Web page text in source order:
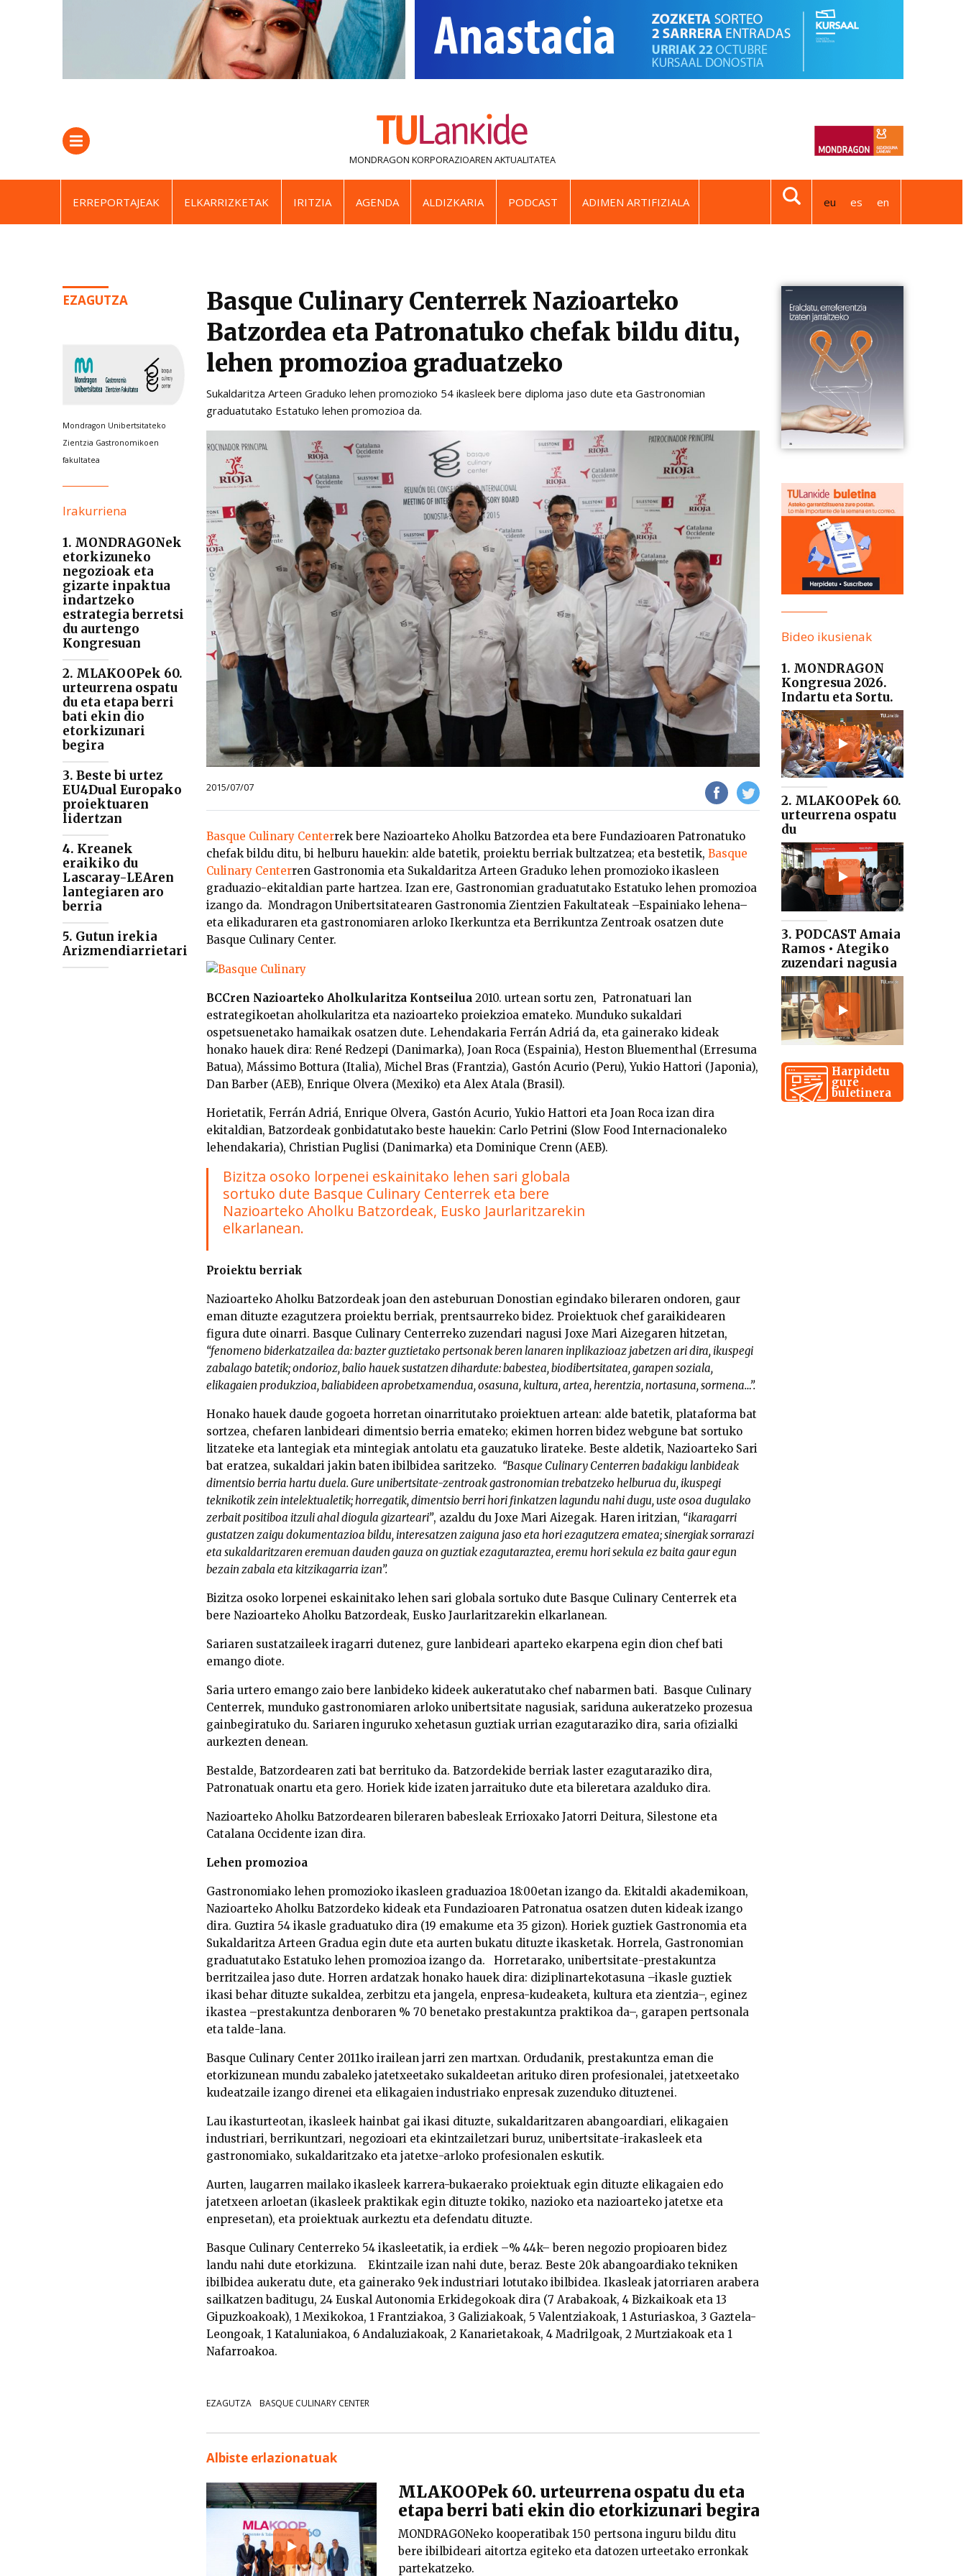
MONDRAGON KORPORAZIOAREN AKTUALITATEA
ERREPORTAJEAK ELKARRIZKETAK IRITZIA AGENDA ALDIZKARIA PODCAST ADIMEN ARTIFIZIALA eu es en
EZAGUTZA
Mondragon Unibertsitateko
Zientzia Gastronomikoen
fakultatea
Irakurriena
1. MONDRAGONek
etorkizuneko
negozioak eta
gizarte inpaktua
indartzeko
estrategia berretsi
du aurtengo
Kongresuan
2. MLAKOOPek 60.
urteurrena ospatu
du eta etapa berri
bati ekin dio
etorkizunari
begira
3. Beste bi urtez
EU4Dual Europako
proiektuaren
lidertzan
4. Kreanek
eraikiko du
Lascaray-LEAren
lantegiaren aro
berria
5. Gutun irekia
Arizmendiarrietari
Basque Culinary Centerrek Nazioarteko
Batzordea eta Patronatuko chefak bildu ditu,
lehen promozioa graduatzeko
Sukaldaritza Arteen Graduko lehen promozioko 54 ikasleek bere diploma jaso dute eta Gastronomian
graduatutako Estatuko lehen promozioa da.
2015/07/07
Basque Culinary Centerrek bere Nazioarteko Aholku Batzordea eta bere Fundazioaren Patronatuko
chefak bildu ditu, bi helburu hauekin: alde batetik, proiektu berriak bultzatzea; eta bestetik, Basque
Culinary Centerren Gastronomia eta Sukaldaritza Arteen Graduko lehen promozioko ikasleen
graduazio-ekitaldian parte hartzea. Izan ere, Gastronomian graduatutako Estatuko lehen promozioa
izango da. Mondragon Unibertsitatearen Gastronomia Zientzien Fakultateak –Espainiako lehena–
eta elikaduraren eta gastronomiaren arloko Ikerkuntza eta Berrikuntza Zentroak osatzen dute
Basque Culinary Center.
BCCren Nazioarteko Aholkularitza Kontseilua 2010. urtean sortu zen, Patronatuari lan
estrategikoetan aholkularitza eta nazioarteko proiekzioa emateko. Munduko sukaldari
ospetsuenetako hamaikak osatzen dute. Lehendakaria Ferrán Adriá da, eta gainerako kideak
honako hauek dira: René Redzepi (Danimarka), Joan Roca (Espainia), Heston Bluementhal (Erresuma
Batua), Mássimo Bottura (Italia), Michel Bras (Frantzia), Gastón Acurio (Peru), Yukio Hattori (Japonia),
Dan Barber (AEB), Enrique Olvera (Mexiko) eta Alex Atala (Brasil).
Horietatik, Ferrán Adriá, Enrique Olvera, Gastón Acurio, Yukio Hattori eta Joan Roca izan dira
ekitaldian, Batzordeak gonbidatutako beste hauekin: Carlo Petrini (Slow Food Internacionaleko
lehendakaria), Christian Puglisi (Danimarka) eta Dominique Crenn (AEB).
Bizitza osoko lorpenei eskainitako lehen sari globala
sortuko dute Basque Culinary Centerrek eta bere
Nazioarteko Aholku Batzordeak, Eusko Jaurlaritzarekin
elkarlanean.
Proiektu berriak
Nazioarteko Aholku Batzordeak joan den asteburuan Donostian egindako bileraren ondoren, gaur
eman dituzte ezagutzera proiektu berriak, prentsaurreko bidez. Proiektuok chef garaikidearen
figura dute oinarri. Basque Culinary Centerreko zuzendari nagusi Joxe Mari Aizegaren hitzetan,
“fenomeno biderkatzailea da: bazter guztietako pertsonak beren lanaren inplikazioaz jabetzen ari dira, ikuspegi
zabalago batetik; ondorioz, balio hauek sustatzen dihardute: babestea, biodibertsitatea, garapen soziala,
elikagaien produkzioa, baliabideen aprobetxamendua, osasuna, kultura, artea, herentzia, nortasuna, sormena…”.
Honako hauek daude gogoeta horretan oinarritutako proiektuen artean: alde batetik, plataforma bat
sortzea, chefaren lanbideari dimentsio berria emateko; ekimen horren bidez webgune bat sortuko
litzateke eta lantegiak eta mintegiak antolatu eta gauzatuko lirateke. Beste aldetik, Nazioarteko Sari
bat eratzea, sukaldari jakin baten ibilbidea saritzeko. “Basque Culinary Centerren badakigu lanbideak
dimentsio berria hartu duela. Gure unibertsitate-zentroak gastronomian trebatzeko helburua du, ikuspegi
teknikotik zein intelektualetik; horregatik, dimentsio berri hori finkatzen lagundu nahi dugu, uste osoa dugulako
zerbait positiboa itzuli ahal diogula gizarteari”, azaldu du Joxe Mari Aizegak. Haren iritzian, “ikaragarri
gustatzen zaigu dokumentazioa bildu, interesatzen zaiguna jaso eta hori ezagutzera ematea; sinergiak sorrarazi
eta sukaldaritzaren eremuan dauden gauza on guztiak ezagutaraztea, eremu hori sekula ez baita gaur egun
bezain zabala eta kitzikagarria izan”.
Bizitza osoko lorpenei eskainitako lehen sari globala sortuko dute Basque Culinary Centerrek eta
bere Nazioarteko Aholku Batzordeak, Eusko Jaurlaritzarekin elkarlanean.
Sariaren sustatzaileek iragarri dutenez, gure lanbideari aparteko ekarpena egin dion chef bati
emango diote.
Saria urtero emango zaio bere lanbideko kideek aukeratutako chef nabarmen bati. Basque Culinary
Centerrek, munduko gastronomiaren arloko unibertsitate nagusiak, sariduna aukeratzeko prozesua
gainbegiratuko du. Sariaren inguruko xehetasun guztiak urrian ezagutaraziko dira, saria ofizialki
aurkezten denean.
Bestalde, Batzordearen zati bat berrituko da. Batzordekide berriak laster ezagutaraziko dira,
Patronatuak onartu eta gero. Horiek kide izaten jarraituko dute eta bileretara azalduko dira.
Nazioarteko Aholku Batzordearen bileraren babesleak Errioxako Jatorri Deitura, Silestone eta
Catalana Occidente izan dira.
Lehen promozioa
Gastronomiako lehen promozioko ikasleen graduazioa 18:00etan izango da. Ekitaldi akademikoan,
Nazioarteko Aholku Batzordeko kideak eta Fundazioaren Patronatua osatzen duten kideak izango
dira. Guztira 54 ikasle graduatuko dira (19 emakume eta 35 gizon). Horiek guztiek Gastronomia eta
Sukaldaritza Arteen Gradua egin dute eta aurten bukatu dituzte ikasketak. Horrela, Gastronomian
graduatutako Estatuko lehen promozioa izango da. Horretarako, unibertsitate-prestakuntza
berritzailea jaso dute. Horren ardatzak honako hauek dira: diziplinartekotasuna –ikasle guztiek
ikasi behar dituzte sukaldea, zerbitzu eta jangela, enpresa-kudeaketa, kultura eta zientzia–, eginez
ikastea –prestakuntza denboraren % 70 benetako prestakuntza praktikoa da–, garapen pertsonala
eta talde-lana.
Basque Culinary Center 2011ko irailean jarri zen martxan. Ordudanik, prestakuntza eman die
etorkizunean mundu zabaleko jatetxeetako sukaldeetan arituko diren profesionalei, jatetxeetako
kudeatzaile izango direnei eta elikagaien industriako enpresak zuzenduko dituztenei.
Lau ikasturteotan, ikasleek hainbat gai ikasi dituzte, sukaldaritzaren abangoardiari, elikagaien
industriari, berrikuntzari, negozioari eta ekintzailetzari buruz, unibertsitate-irakasleek eta
gastronomiako, sukaldaritzako eta jatetxe-arloko profesionalen eskutik.
Aurten, laugarren mailako ikasleek karrera-bukaerako proiektuak egin dituzte elikagaien edo
jatetxeen arloetan (ikasleek praktikak egin dituzte tokiko, nazioko eta nazioarteko jatetxe eta
enpresetan), eta proiektuak aurkeztu eta defendatu dituzte.
Basque Culinary Centerreko 54 ikasleetatik, ia erdiek –% 44k– beren negozio propioaren bidez
landu nahi dute etorkizuna. Ekintzaile izan nahi dute, beraz. Beste 20k abangoardiako tekniken
ibilbidea aukeratu dute, eta gainerako 9ek industriari lotutako ibilbidea. Ikasleak jatorriaren arabera
sailkatzen baditugu, 24 Euskal Autonomia Erkidegokoak dira (7 Arabakoak, 4 Bizkaikoak eta 13
Gipuzkoakoak), 1 Mexikokoa, 1 Frantziakoa, 3 Galiziakoak, 5 Valentziakoak, 1 Asturiaskoa, 3 Gaztela-
Leongoak, 1 Kataluniakoa, 6 Andaluziakoak, 2 Kanarietakoak, 4 Madrilgoak, 2 Murtziakoak eta 1
Nafarroakoa.
EZAGUTZA BASQUE CULINARY CENTER
Albiste erlazionatuak
MLAKOOPek 60. urteurrena ospatu du eta
etapa berri bati ekin dio etorkizunari begira
MONDRAGONeko kooperatibak 150 pertsona inguru bildu ditu
bere ibilbideari aitortza egiteko eta datozen urteetako erronkak
partekatzeko.
Bideo ikusienak
1. MONDRAGON
Kongresua 2026.
Indartu eta Sortu.
2. MLAKOOPek 60.
urteurrena ospatu
du
3. PODCAST Amaia
Ramos • Ategiko
zuzendari nagusia
Harpidetu
gure
buletinera